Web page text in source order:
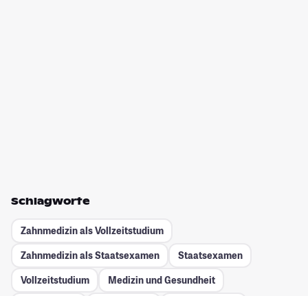
Schlagworte
Zahnmedizin als Vollzeitstudium
Zahnmedizin als Staatsexamen
Staatsexamen
Vollzeitstudium
Medizin und Gesundheit